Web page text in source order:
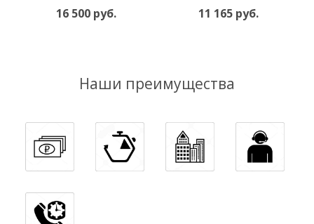
16 500 руб. 11 165 руб.
Наши преимущества